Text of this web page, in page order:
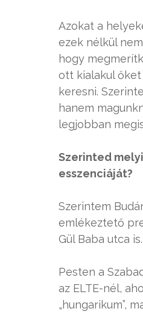
Azokat a
ezek nélkül
hogy
ott kialakul őket
keresni.
hanem
legjobban
Szerinted
esszenciáját?
Szerintem
emlékeztető
Gül Baba utca
Pesten a
az ELTE-nél,
„hungarikum”,